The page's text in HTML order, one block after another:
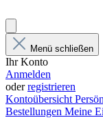
Menü schließen
Ihr Konto
Anmelden
oderregistrieren
Kontoübersicht
Bestellungen Meine